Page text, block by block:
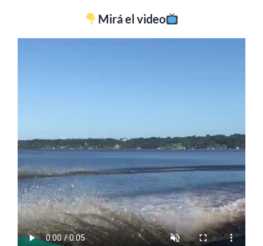
Mirá el video